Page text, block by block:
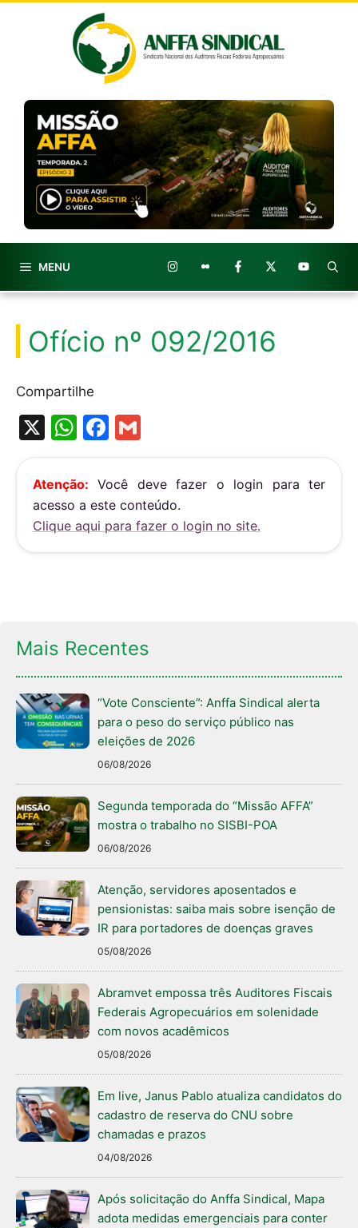
MENU
Ofício nº 092/2016
Compartilhe
X
W
h
at
s
A
p
F
a
c
e
b
o
m
ai
l
Atenção: Você deve fazer o login para ter
acesso a este conteúdo.
Clique aqui para fazer o login no site.
Mais Recentes
“Vote Consciente”: Anffa Sindical alerta
para o peso do serviço público nas
eleições de 2026
06/08/2026
Segunda temporada do “Missão AFFA”
mostra o trabalho no SISBI-POA
06/08/2026
Atenção, servidores aposentados e
pensionistas: saiba mais sobre isenção de
IR para portadores de doenças graves
05/08/2026
Abramvet empossa três Auditores Fiscais
Federais Agropecuários em solenidade
com novos acadêmicos
05/08/2026
Em live, Janus Pablo atualiza candidatos do
cadastro de reserva do CNU sobre
chamadas e prazos
04/08/2026
Após solicitação do Anffa Sindical, Mapa
adota medidas emergenciais para conter